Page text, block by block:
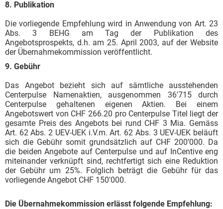
8. Publikation
Die vorliegende Empfehlung wird in Anwendung von Art. 23
Abs. 3 BEHG am Tag der Publikation des
Angebotsprospekts, d.h. am 25. April 2003, auf der Website
der Übernahmekommission veröffentlicht.
9. Gebühr
Das Angebot bezieht sich auf sämtliche ausstehenden
Centerpulse Namenaktien, ausgenommen 36'715 durch
Centerpulse gehaltenen eigenen Aktien. Bei einem
Angebotswert von CHF 266.20 pro Centerpulse Titel liegt der
gesamte Preis des Angebots bei rund CHF 3 Mia. Gemäss
Art. 62 Abs. 2 UEV-UEK i.V.m. Art. 62 Abs. 3 UEV-UEK beläuft
sich die Gebühr somit grundsätzlich auf CHF 200’000. Da
die beiden Angebote auf Centerpulse und auf InCentive eng
miteinander verknüpft sind, rechtfertigt sich eine Reduktion
der Gebühr um 25%. Folglich beträgt die Gebühr für das
vorliegende Angebot CHF 150'000.
Die Übernahmekommission erlässt folgende Empfehlung: